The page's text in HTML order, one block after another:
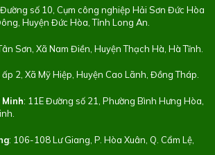
số 10, Cụm công nghiệp Hải Sơn Đức Hòa
Huyện Đức Hòa, Tỉnh Long An.
Sơn, Xã Nam Điền, Huyện Thạch Hà, Hà Tĩnh.
ấp 2, Xã Mỹ Hiệp, Huyện Cao Lãnh, Đồng Tháp.
: 11E Đường số 21, Phường Bình Hưng Hòa,
: 106-108 Lư Giang, P. Hòa Xuân, Q. Cẩm Lệ,